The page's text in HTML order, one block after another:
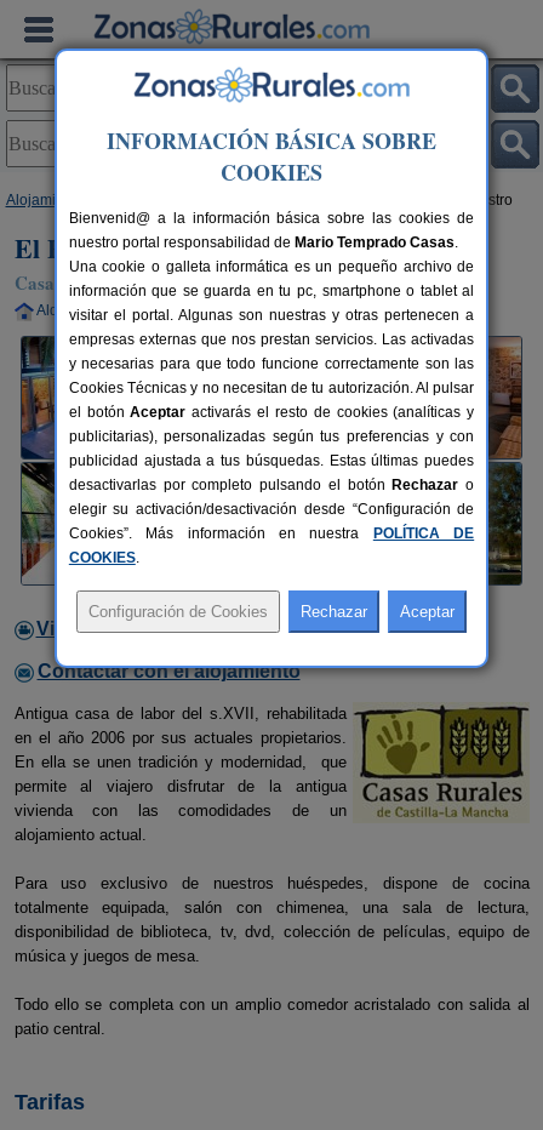
Alojamientos > El Patio del Maestro
El Patio del Maestro
Casa Rural en Totanés (Toledo)
Alquiler completo 8-14+3 plazas 30 km de Toledo
Video
Contactar con el alojamiento
Antigua casa de labor del s.XVII, rehabilitada
en el año 2006 por sus actuales propietarios.
En ella se unen tradición y modernidad, que
permite al viajero disfrutar de la antigua
vivienda con las comodidades de un
alojamiento actual.
Para uso exclusivo de nuestros huéspedes, dispone de cocina
totalmente equipada, salón con chimenea, una sala de lectura,
disponibilidad de biblioteca, tv, dvd, colección de películas, equipo de
música y juegos de mesa.
Todo ello se completa con un amplio comedor acristalado con salida al
patio central.
Tarifas
INFORMACIÓN BÁSICA SOBRE
COOKIES
Bienvenid@ a la información básica sobre las cookies de
nuestro portal responsabilidad de Mario Temprado Casas.
Una cookie o galleta informática es un pequeño archivo de
información que se guarda en tu pc, smartphone o tablet al
visitar el portal. Algunas son nuestras y otras pertenecen a
empresas externas que nos prestan servicios. Las activadas
y necesarias para que todo funcione correctamente son las
Cookies Técnicas y no necesitan de tu autorización. Al pulsar
el botónAceptar activarás el resto de cookies (analíticas y
publicitarias), personalizadas según tus preferencias y con
publicidad ajustada a tus búsquedas. Estas últimas puedes
desactivarlas por completo pulsando el botón Rechazar o
elegir su activación/desactivación desde “Configuración de
Cookies”. Más información en nuestra
POLÍTICA DE
COOKIES.